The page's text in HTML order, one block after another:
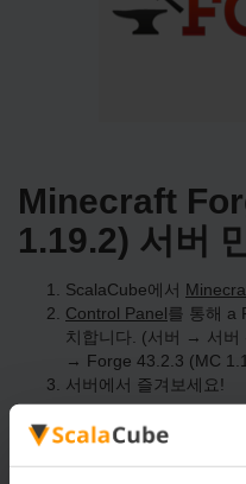
Minecraft
1.19.2) 서버
ScalaCube에서
Control Panel를 통해 a
치합니다. (서버 → 서
→ Forge 43.2.3 (MC
서버에서 즐겨보세요!